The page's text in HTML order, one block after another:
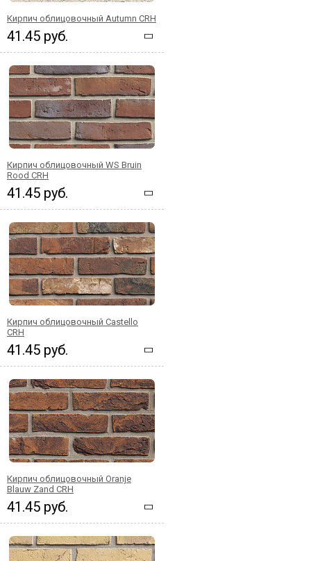
Кирпич облицовочный Autumn CRH
41.45 руб.
Кирпич облицовочный WS Bruin
Rood CRH
41.45 руб.
Кирпич облицовочный Castello
CRH
41.45 руб.
Кирпич облицовочный Oranje
Blauw Zand CRH
41.45 руб.